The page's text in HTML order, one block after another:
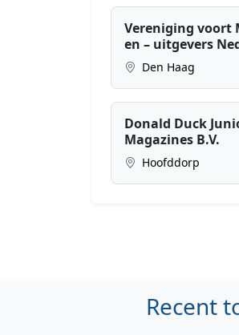
Vereniging voort
en – uitgevers
Den Haag
Donald Duck
Magazines B.V.
Hoofddorp
Recent